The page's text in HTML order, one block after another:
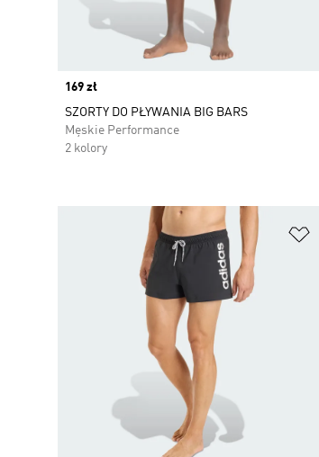
Price
169 zł
SZORTY DO PŁYWANIA BIG BARS
Męskie Performance
2 kolory